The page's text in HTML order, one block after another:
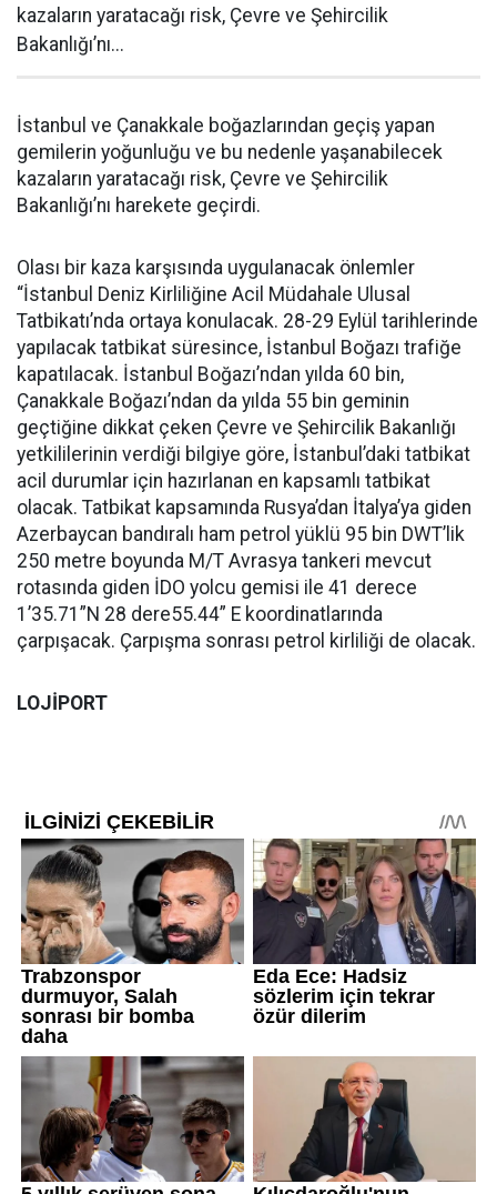
kazaların yaratacağı risk, Çevre ve Şehircilik
Bakanlığı’nı...
İstanbul ve Çanakkale boğazlarından geçiş yapan
gemilerin yoğunluğu ve bu nedenle yaşanabilecek
kazaların yaratacağı risk, Çevre ve Şehircilik
Bakanlığı’nı harekete geçirdi.
Olası bir kaza karşısında uygulanacak önlemler
“İstanbul Deniz Kirliliğine Acil Müdahale Ulusal
Tatbikatı’nda ortaya konulacak. 28-29 Eylül tarihlerinde
yapılacak tatbikat süresince, İstanbul Boğazı trafiğe
kapatılacak. İstanbul Boğazı’ndan yılda 60 bin,
Çanakkale Boğazı’ndan da yılda 55 bin geminin
geçtiğine dikkat çeken Çevre ve Şehircilik Bakanlığı
yetkililerinin verdiği bilgiye göre, İstanbul’daki tatbikat
acil durumlar için hazırlanan en kapsamlı tatbikat
olacak. Tatbikat kapsamında Rusya’dan İtalya’ya giden
Azerbaycan bandıralı ham petrol yüklü 95 bin DWT’lik
250 metre boyunda M/T Avrasya tankeri mevcut
rotasında giden İDO yolcu gemisi ile 41 derece
1’35.71”N 28 dere55.44” E koordinatlarında
çarpışacak. Çarpışma sonrası petrol kirliliği de olacak.
LOJİPORT